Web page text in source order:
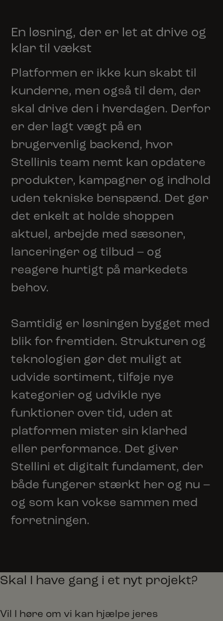
En løsning, der er let at drive og
klar til vækst
Platformen er ikke kun skabt til
kunderne, men også til dem, der
skal drive den i hverdagen. Derfor
er der lagt vægt på en
brugervenlig backend, hvor
Stellinis team nemt kan opdatere
produkter, kampagner og indhold
uden tekniske benspænd. Det gør
det enkelt at holde shoppen
aktuel, arbejde med sæsoner,
lanceringer og tilbud – og
reagere hurtigt på markedets
behov.
Samtidig er løsningen bygget med
blik for fremtiden. Strukturen og
teknologien gør det muligt at
udvide sortiment, tilføje nye
kategorier og udvikle nye
funktioner over tid, uden at
platformen mister sin klarhed
eller performance. Det giver
Stellini et digitalt fundament, der
både fungerer stærkt her og nu –
og som kan vokse sammen med
forretningen.
Skal I have gang i et nyt projekt?
Vil I høre om vi kan hjælpe jeres